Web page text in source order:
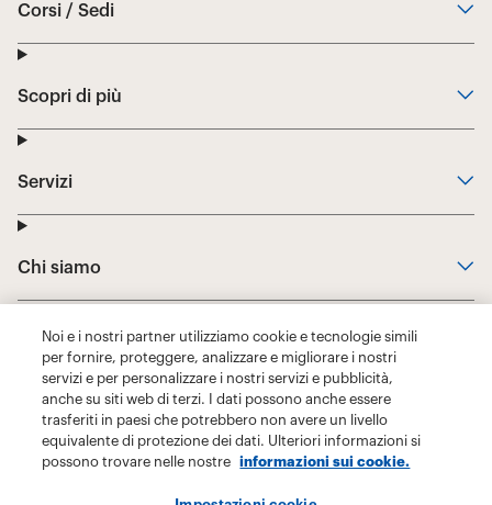
Noi e i nostri partner utilizziamo cookie e tecnologie simili
per fornire, proteggere, analizzare e migliorare i nostri
servizi e per personalizzare i nostri servizi e pubblicità,
anche su siti web di terzi. I dati possono anche essere
trasferiti in paesi che potrebbero non avere un livello
equivalente di protezione dei dati. Ulteriori informazioni si
possono trovare nelle nostre
informazioni sui cookie.